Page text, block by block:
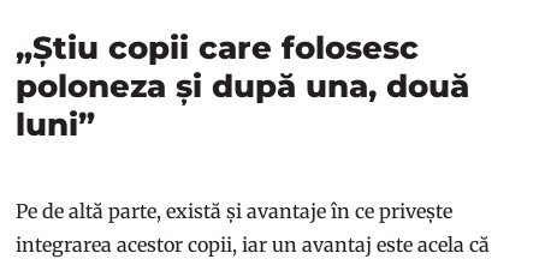
„Știu copii care folosesc
poloneza și după una, două
luni”
Pe de altă parte, există și avantaje în ce privește
integrarea acestor copii, iar un avantaj este acela că